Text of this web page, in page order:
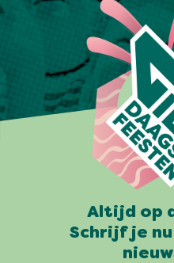
Altijd op
Schrijf je